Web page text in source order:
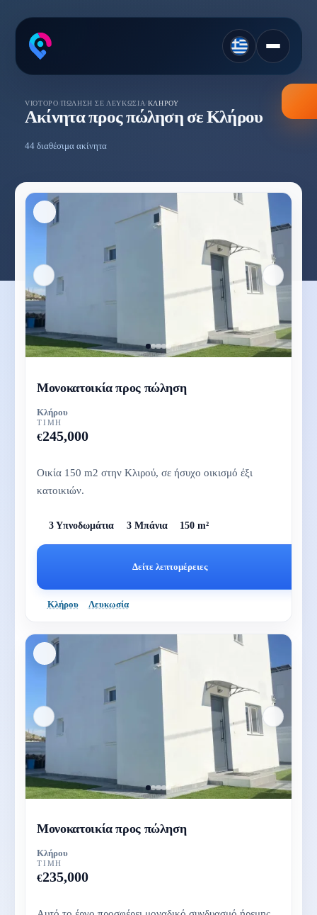
VIOTOPO /ΠΏΛΗΣΗ ΣΕ ΛΕΥΚΩΣΊΑ ΚΛΉΡΟΥ
Ακίνητα προς πώληση σε Κλήρου
44 διαθέσιμα ακίνητα
Μονοκατοικία προς πώληση
Κλήρου
ΤΙΜΉ
€245,000
Οικία 150 m2 στην Κλιρού, σε ήσυχο οικισμό έξι
κατοικιών.
3 Υπνοδωμάτια 3 Μπάνια 150 m²
Δείτε λεπτομέρειες
Κλήρου Λευκωσία
Μονοκατοικία προς πώληση
Κλήρου
ΤΙΜΉ
€235,000